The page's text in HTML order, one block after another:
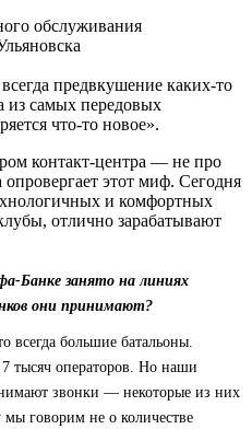
обслуживания
предвкушение каких-то
самых передовых
что-то новое».
контакт-центра — не про
этот миф. Сегодня
и комфортных
отлично зарабатывают
Банке занято на линиях
они принимают?
большие батальоны.
тысяч операторов. Но наши
звонки — некоторые из них
мы говорим не о количестве